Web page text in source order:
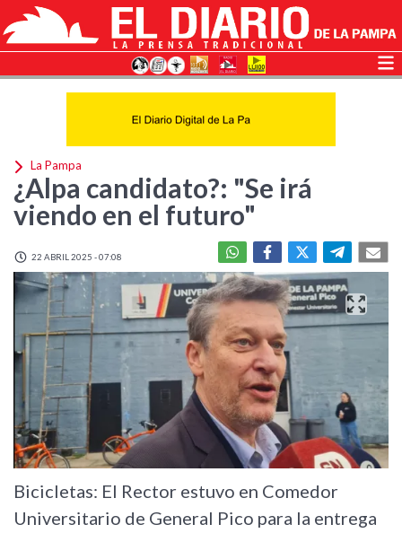
La Pampa
¿Alpa candidato?: "Se irá
viendo en el futuro"
22 ABRIL 2025 - 07:08
Bicicletas: El Rector estuvo en Comedor
Universitario de General Pico para la entrega